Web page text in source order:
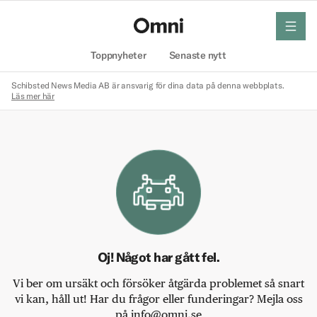
Toppnyheter Senaste nytt
meny
Schibsted News Media AB är ansvarig för dina data på denna webbplats.
Läs mer här
Oj! Något har gått fel.
Vi ber om ursäkt och försöker åtgärda problemet så snart
vi kan, håll ut! Har du frågor eller funderingar? Mejla oss